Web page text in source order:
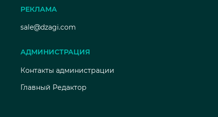
РЕКЛАМА
sale@dzagi.com
АДМИНИСТРАЦИЯ
Контакты администрации
Главный Редактор